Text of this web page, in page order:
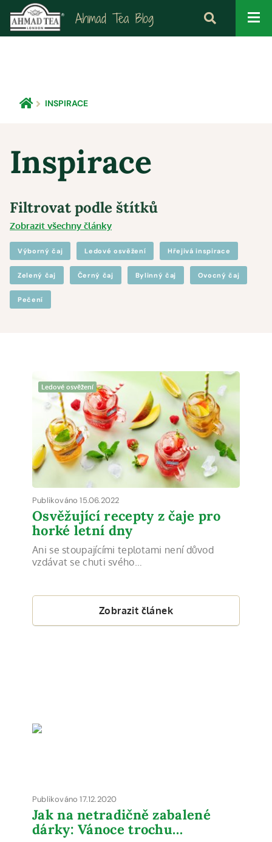
Ahmad Tea Blog
INSPIRACE
Inspirace
Filtrovat podle štítků
Zobrazit všechny články
Výborný čaj Ledové osvěžení Hřejivá inspirace
Zelený čaj Černý čaj Bylinný čaj Ovocný čaj
Pečení
Ledové osvěžení
Publikováno 15.06.2022
Osvěžující recepty z čaje pro
horké letní dny
Ani se stoupajícími teplotami není důvod
vzdávat se chuti svého…
Zobrazit článek
Publikováno 17.12.2020
Jak na netradičně zabalené
dárky: Vánoce trochu…